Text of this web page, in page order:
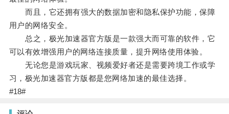
而且，它还拥有强大的数据加密和隐私保护功能，保障
用户的网络安全。
总之，极光加速器官方版是一款强大而可靠的软件，它
可以有效增强用户的网络连接质量，提升网络使用体验。
无论您是游戏玩家、视频爱好者还是需要跨境工作或学
习，极光加速器官方版都是您网络加速的最佳选择。
#18#